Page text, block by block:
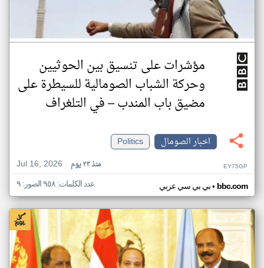
مؤشرات على تنسيق بين الحوثيين
وحركة الشباب الصومالية للسيطرة على
مضيق باب المندب – في التلغراف
اخبار الصومال
Politics
Jul 16, 2026
منذ ٢٣ يوم EY75GP
بي بي سي عربي• bbc.com عدد الكلمات: ٩٥٨ الصور: ٩